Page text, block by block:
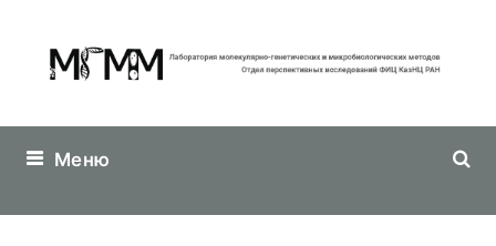
содержимому
Меню